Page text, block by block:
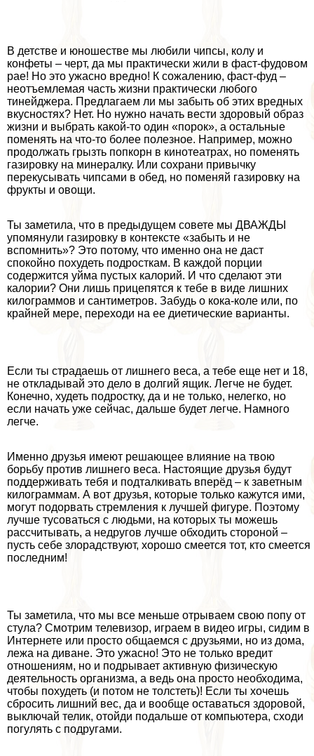
В детстве и юношестве мы любили чипсы, колу и
конфеты – черт, да мы пpaктически жили в фаст-фудовом
рае! Но это ужасно вредно! К сожалению, фаст-фуд –
неотъемлемая часть жизни пpaктически любого
тинейджера. Предлагаем ли мы забыть об этих вредных
вкусностях? Нет. Но нужно начать вести здоровый образ
жизни и выбрать какой-то один «порок», а остальные
поменять на что-то более полезное. Например, можно
продолжать грызть попкорн в кинотеатрах, но поменять
газировку на минералку. Или сохрани привычку
перекусывать чипсами в обед, но поменяй газировку на
фрукты и овощи.
Ты заметила, что в предыдущем совете мы ДВАЖДЫ
упомянули газировку в контексте «забыть и не
вспомнить»? Это потому, что именно она не даст
спокойно похудеть подросткам. В каждой порции
содержится уйма пустых калорий. И что сделают эти
калории? Они лишь прицепятся к тебе в виде лишних
килограммов и сантиметров. Забудь о кока-коле или, по
крайней мере, переходи на ее диетические варианты.
Если ты страдаешь от лишнего веса, а тебе еще нет и 18,
не откладывай это дело в долгий ящик. Легче не будет.
Конечно, худеть подростку, да и не только, нелегко, но
если начать уже сейчас, дальше будет легче. Намного
легче.
Именно друзья имеют решающее влияние на твою
борьбу против лишнего веса. Настоящие друзья будут
поддерживать тебя и подталкивать вперёд – к заветным
килограммам. А вот друзья, которые только кажутся ими,
могут подорвать стремления к лучшей фигуре. Поэтому
лучше тусоваться с людьми, на которых ты можешь
рассчитывать, а недругов лучше обходить стороной –
пусть себе злорадствуют, хорошо смеется тот, кто смеется
последним!
Ты заметила, что мы все меньше отрываем свою попу от
стула? Смотрим телевизор, играем в видео игры, сидим в
Интернете или просто общаемся с друзьями, но из дома,
лежа на диване. Это ужасно! Это не только вредит
отношениям, но и подрывает активную физическую
деятельность организма, а ведь она просто необходима,
чтобы похудеть (и потом не толстеть)! Если ты хочешь
сбросить лишний вес, да и вообще оставаться здоровой,
выключай телик, отойди подальше от компьютера, сходи
погулять с подругами.